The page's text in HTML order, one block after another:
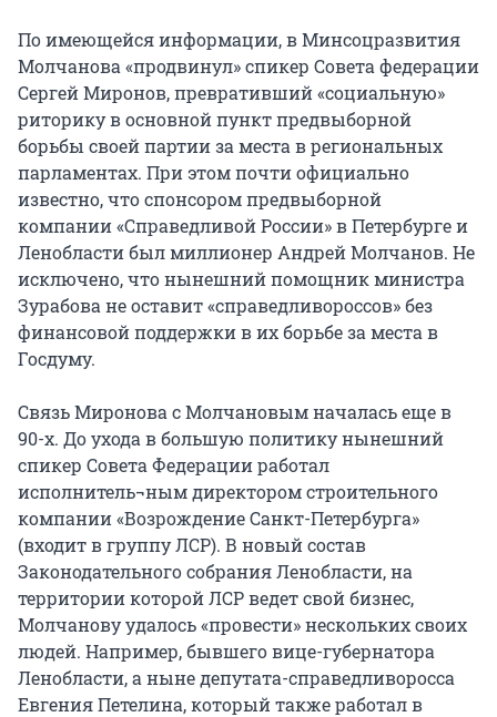
По имеющейся информации, в Минсоцразвития
Молчанова «продвинул» спикер Совета федерации
Сергей Миронов, превративший «социальную»
риторику в основной пункт предвыборной
борьбы своей партии за места в региональных
парламентах. При этом почти официально
известно, что спонсором предвыборной
компании «Справедливой России» в Петербурге и
Ленобласти был миллионер Андрей Молчанов. Не
исключено, что нынешний помощник министра
Зурабова не оставит «справедливороссов» без
финансовой поддержки в их борьбе за места в
Госдуму.
Связь Миронова с Молчановым началась еще в
90-х. До ухода в большую политику нынешний
спикер Совета Федерации работал
исполнитель¬ным директором строительного
компании «Возрождение Санкт-Петербурга»
(входит в группу ЛСР). В новый состав
Законодательного собрания Ленобласти, на
территории которой ЛСР ведет свой бизнес,
Молчанову удалось «провести» нескольких своих
людей. Например, бывшего вице-губернатора
Ленобласти, а ныне депутата-справедливоросса
Евгения Петелина, который также работал в